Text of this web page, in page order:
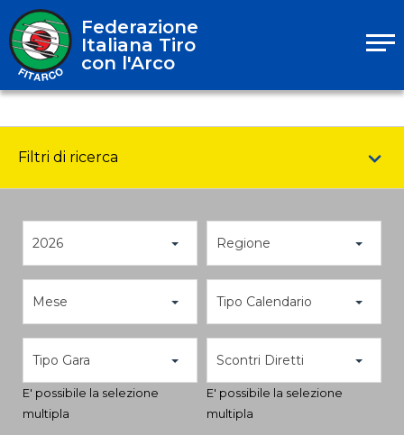
Federazione
Italiana Tiro
con l'Arco
Filtri di ricerca
2026 Regione
Mese Tipo Calendario
Tipo Gara
E' possibile la selezione
multipla
Scontri Diretti
E' possibile la selezione
multipla